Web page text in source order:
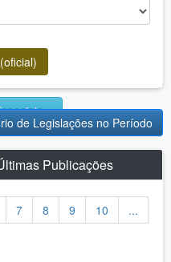
de Legislações no Período
Publicações
7 8 9 10
...